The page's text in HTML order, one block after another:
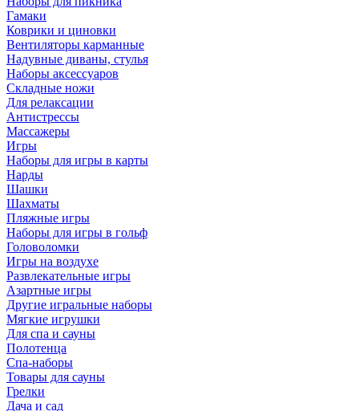
Гамаки
Коврики и циновки
Вентиляторы карманные
Надувные диваны, стулья
Наборы аксессуаров
Складные ножи
Для релаксации
Антистрессы
Массажеры
Игры
Наборы для игры в карты
Нарды
Шашки
Шахматы
Пляжные игры
Наборы для игры в гольф
Головоломки
Игры на воздухе
Развлекательные игры
Азартные игры
Другие игральные наборы
Мягкие игрушки
Для спа и сауны
Полотенца
Спа-наборы
Товары для сауны
Грелки
Дача и сад